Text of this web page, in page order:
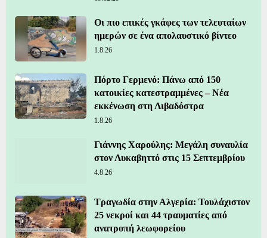
Οι πιο επικές γκάφες των τελευταίων
ημερών σε ένα απολαυστικό βίντεο
1.8.26
Πόρτο Γερμενό: Πάνω από 150
κατοικίες κατεστραμμένες – Νέα
εκκένωση στη Λιβαδόστρα
1.8.26
Γιάννης Χαρούλης: Μεγάλη συναυλία
στον Λυκαβηττό στις 15 Σεπτεμβρίου
4.8.26
Τραγωδία στην Αλγερία: Τουλάχιστον
25 νεκροί και 44 τραυματίες από
ανατροπή λεωφορείου